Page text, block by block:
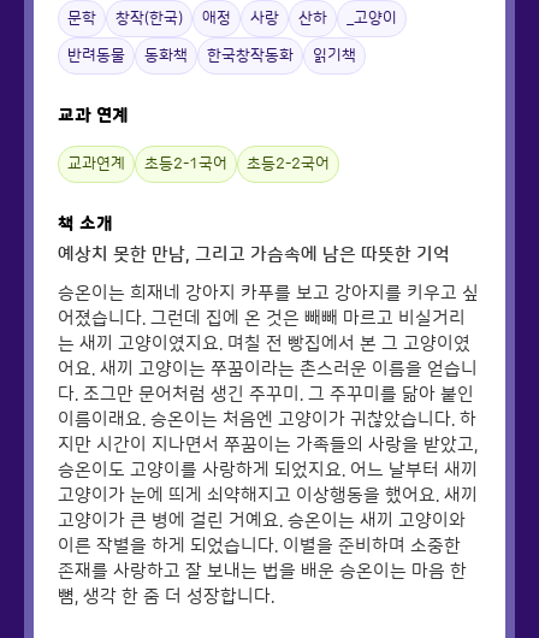
문학 창작(한국) 애정 사랑 산하 _고양이
반려동물 동화책 한국창작동화 읽기책
교과 연계
교과연계 초등2-1국어 초등2-2국어
책 소개
예상치 못한 만남, 그리고 가슴속에 남은 따뜻한 기억
승온이는 희재네 강아지 카푸를 보고 강아지를 키우고 싶
어졌습니다. 그런데 집에 온 것은 빼빼 마르고 비실거리
는 새끼 고양이였지요. 며칠 전 빵집에서 본 그 고양이였
어요. 새끼 고양이는 쭈꿈이라는 촌스러운 이름을 얻습니
다. 조그만 문어처럼 생긴 주꾸미. 그 주꾸미를 닮아 붙인
이름이래요. 승온이는 처음엔 고양이가 귀찮았습니다. 하
지만 시간이 지나면서 쭈꿈이는 가족들의 사랑을 받았고,
승온이도 고양이를 사랑하게 되었지요. 어느 날부터 새끼
고양이가 눈에 띄게 쇠약해지고 이상행동을 했어요. 새끼
고양이가 큰 병에 걸린 거예요. 승온이는 새끼 고양이와
이른 작별을 하게 되었습니다. 이별을 준비하며 소중한
존재를 사랑하고 잘 보내는 법을 배운 승온이는 마음 한
뼘, 생각 한 줌 더 성장합니다.